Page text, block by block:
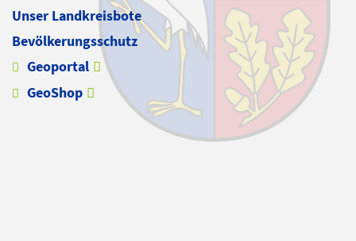
Unser Landkreisbote
Bevölkerungsschutz
Geoportal
GeoShop